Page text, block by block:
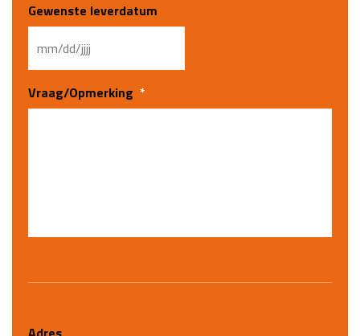
Gewenste leverdatum
slash
Vraag/Opmerking *